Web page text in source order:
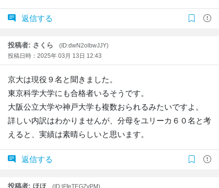
返信する
投稿者: さくら
(ID:dwN2olbwJJY)
投稿日時：2025年 03月 13日 12:43
京大は現役９名と聞きました。
東京科学大学にも合格者いるそうです。
大阪公立大学や神戸大学も複数おられるみたいですよ。
詳しい内訳はわかりませんが、分母をユリーカ６０名と考
えると、実績は素晴らしいと思います。
返信する
投稿者: ほほ (ID:lFfeTEGZvPM)